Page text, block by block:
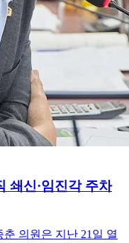
쇄신·임진각 주차
의원은 지난 21일 열